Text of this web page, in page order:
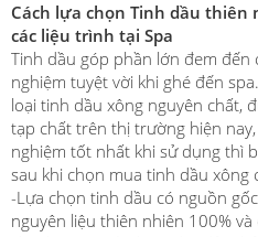
Cách lựa chọn Tinh dầu
các liệu trình tại Spa
Tinh dầu góp phần lớn đem đến
nghiệm tuyệt vời khi ghé đến
loại tinh dầu xông nguyên chất,
tạp chất trên thị trường hiện
nghiệm tốt nhất khi sử dụng thì
sau khi chọn mua tinh dầu xông
-Lựa chọn tinh dầu có nguồn
nguyên liệu thiên nhiên 100%